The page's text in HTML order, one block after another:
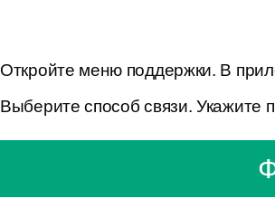
Откройте меню поддержки. В
Выберите способ связи. Укажите